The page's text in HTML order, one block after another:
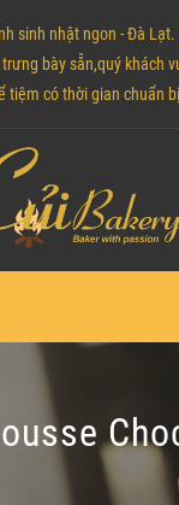
sinh nhật ngon - Đà
bày sẵn,quý khách
tiệm có thời gian chuẩn